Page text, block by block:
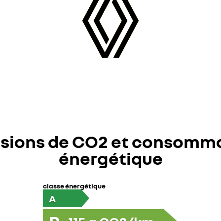
de CO2 et
énergétique
classe énergétique
A